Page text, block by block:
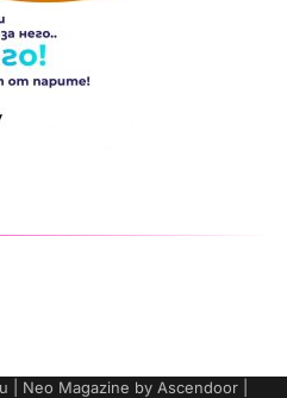
| Neo Magazine by Ascendoor|